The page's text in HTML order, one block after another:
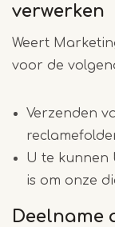
verwerken
Weert
voor de
Verzenden
U te kunnen
is om onze
Deelname